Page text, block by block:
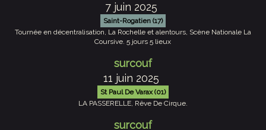
7 juin 2025
Saint-Rogatien (17)
Tournée en décentralisation, La Rochelle et alentours, Scène Nationale La
Coursive. 5 jours 5 lieux
surcouf
11 juin 2025
St Paul De Varax (01)
LA PASSERELLE, Rêve De Cirque.
surcouf